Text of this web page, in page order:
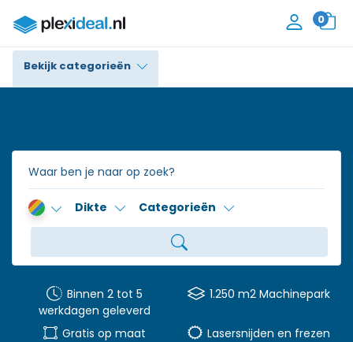
0
Bekijk categorieën
Trespa® / HPL
Alupanel / Dibond®
Accessoires
Dikte Categorieën
Binnen 2 tot 5
werkdagen geleverd
1.250 m2 Machinepark
Gratis op maat Lasersnijden en frezen